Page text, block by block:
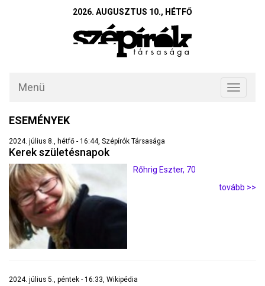
2026. AUGUSZTUS 10., HÉTFŐ
Toggle
Menü
ESEMÉNYEK
2024. július 8., hétfő - 16:44, Szépírók Társasága
Kerek születésnapok
Rőhrig Eszter, 70
tovább >>
2024. július 5., péntek - 16:33, Wikipédia